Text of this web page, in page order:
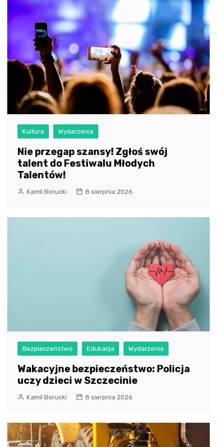
Kultura Wydarzenia
Nie przegap szansy! Zgłoś swój
talent do Festiwalu Młodych
Talentów!
Kamil Borucki 8 sierpnia 2026
Bezpieczeństwo Edukacja Wydarzenia
Wakacyjne bezpieczeństwo: Policja
uczy dzieci w Szczecinie
Kamil Borucki 8 sierpnia 2026